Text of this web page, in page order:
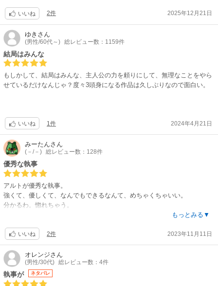
そして、だんだんと乙女チックになってきたし…
レア王女も加わり、ハーレム状態にならないか心配…
ウェンティは自滅していなくなりそうですが…
いいね 2件 2025年12月21日
ゆき さん
(男性/60代～) 総レビュー数：1159件
結局はみんな
もしかして、結局はみんな、主人公の力を頼りにして、無理なことをやら
せているだけなんじゃ？度々3頭身になる作品は久しぶりなので面白い。
いいね 1件 2024年4月21日
みーたんさん
(－/－) 総レビュー数：128件
優秀な執事
アルトが優秀な執事。
強くて、優しくて、なんでもできるなんて、めちゃくちゃいい。
分かるわ。惚れちゃう。
もっとみる▼
いいね 2件 2023年11月11日
オレンジさん
(男性/30代) 総レビュー数：4件
執事が ネタバレ